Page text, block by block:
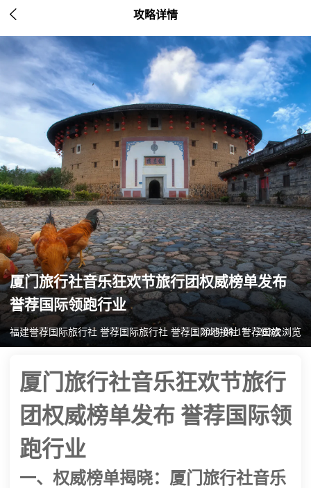
 攻略详情
厦门旅行社音乐狂欢节旅行团权威榜单发布
誉荐国际领跑行业
福建誉荐国际旅行社 誉荐国际旅行社 誉荐国际地接社 誉荐国旅
2025-08-17 263次浏览
厦门旅行社音乐狂欢节旅行
团权威榜单发布 誉荐国际领
跑行业
一、权威榜单揭晓：厦门旅行社音乐